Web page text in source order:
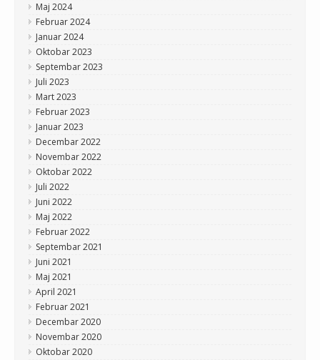
Maj 2024
Februar 2024
Januar 2024
Oktobar 2023
Septembar 2023
Juli 2023
Mart 2023
Februar 2023
Januar 2023
Decembar 2022
Novembar 2022
Oktobar 2022
Juli 2022
Juni 2022
Maj 2022
Februar 2022
Septembar 2021
Juni 2021
Maj 2021
April 2021
Februar 2021
Decembar 2020
Novembar 2020
Oktobar 2020